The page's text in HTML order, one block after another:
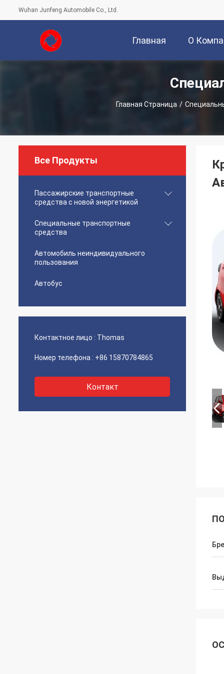
Wuhan Junfeng Automobile Co., Ltd.
Главная О
Главная Страница /
Все Продукты
Пассажирские транспортные
средства с новой энергетикой
Специальные транспортные
средства
Автомобиль неиндивидуального
пользования
Автобус
Контактное лицо : Thomas
Номер телефона : +86 15870784865
Контакт